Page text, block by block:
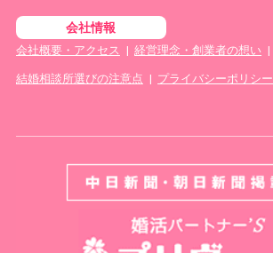
会社情報
会社概要・アクセス | 経営理念・創業者の想い |
結婚相談所選びの注意点 | プライバシーポリシー